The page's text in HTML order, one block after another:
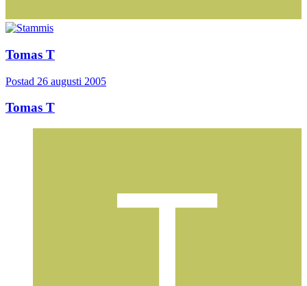
Tomas T
Postad 26 augusti 2005
Tomas T